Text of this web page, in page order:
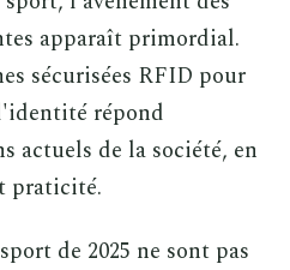
apparaît primordial.
sécurisées RFID pour
répond
actuels de la société, en
praticité.
de 2025 ne sont pas